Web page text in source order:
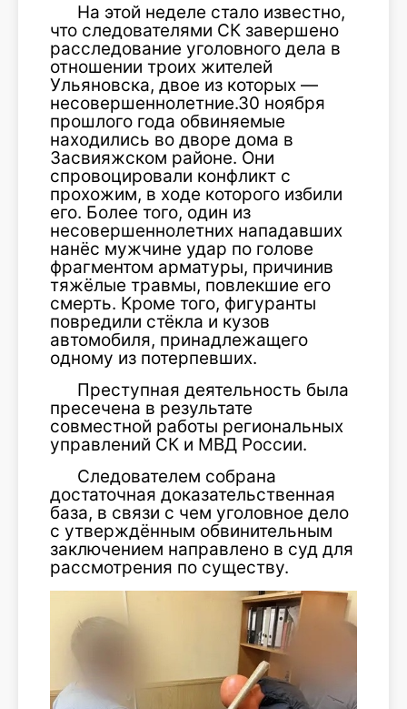
На этой неделе стало известно,
что следователями СК завершено
расследование уголовного дела в
отношении троих жителей
Ульяновска, двое из которых —
несовершеннолетние.30 ноября
прошлого года обвиняемые
находились во дворе дома в
Засвияжском районе. Они
спровоцировали конфликт с
прохожим, в ходе которого избили
его. Более того, один из
несовершеннолетних нападавших
нанёс мужчине удар по голове
фрагментом арматуры, причинив
тяжёлые травмы, повлекшие его
смерть. Кроме того, фигуранты
повредили стёкла и кузов
автомобиля, принадлежащего
одному из потерпевших.
Преступная деятельность была
пресечена в результате
совместной работы региональных
управлений СК и МВД России.
Следователем собрана
достаточная доказательственная
база, в связи с чем уголовное дело
с утверждённым обвинительным
заключением направлено в суд для
рассмотрения по существу.